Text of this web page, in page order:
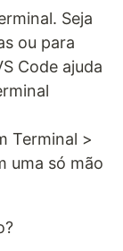
Seja
ou para
Code ajuda
Terminal >
uma só mão